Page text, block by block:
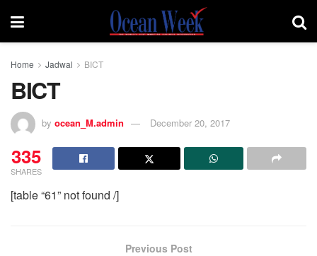
Home Jadwal BICT
BICT
by ocean_M.admin December 20, 2017
335
SHARES
[table “61” not found /]
Previous Post